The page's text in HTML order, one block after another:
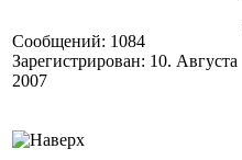
Сообщений: 1084
Зарегистрирован: 10. Августа
2007